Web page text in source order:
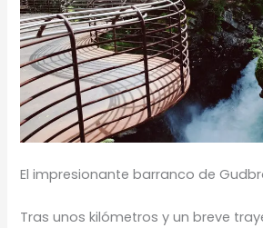
El impresionante barranco de
Tras unos kilómetros y un breve